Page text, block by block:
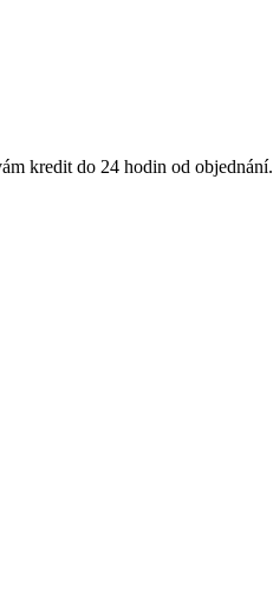
kredit do 24 hodin od objednání.